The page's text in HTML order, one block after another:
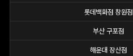
롯데백화점 창원점
부산 구포점
해운대 장산점